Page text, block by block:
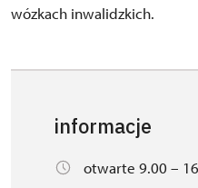
wózkach inwalidzkich.
informacje
otwarte 9.00 –